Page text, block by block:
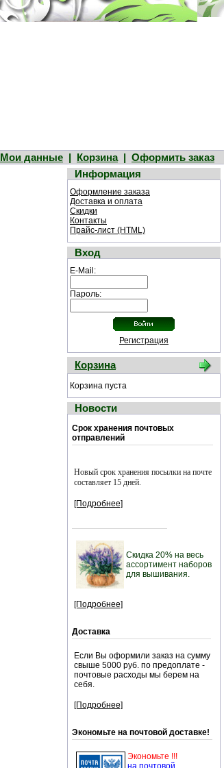
Мои данные | Корзина| Оформить заказ
Информация
Оформление заказа
Доставка и оплата
Скидки
Контакты
Прайс-лист (HTML)
Вход
E-Mail:
Пароль:
Регистрация
Корзина
Корзина пуста
Новости
Срок хранения почтовых
отправлений
Новый срок хранения посылки на почте
составляет 15 дней.
[Подробнее]
Скидка 20% на весь
ассортимент наборов
для вышивания.
[Подробнее]
Доставка
Если Вы оформили заказ на сумму
свыше 5000 руб. по предоплате -
почтовые расходы мы берем на
себя.
[Подробнее]
Экономьте на почтовой доставке!
Экономьте !!!
на почтовой